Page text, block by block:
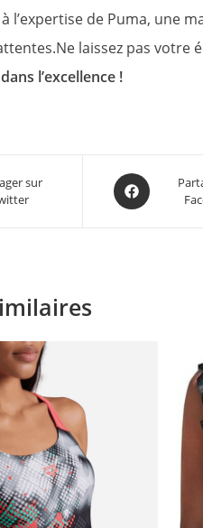
l’expertise de Puma,
laissez pas
l’excellence !
sur
Opens
in